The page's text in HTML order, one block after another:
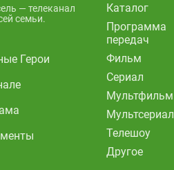
— телеканал
семьи.
Герои
Каталог
Программа
передач
Фильм
Сериал
Мультфильм
Мультсериал
Телешоу
Другое